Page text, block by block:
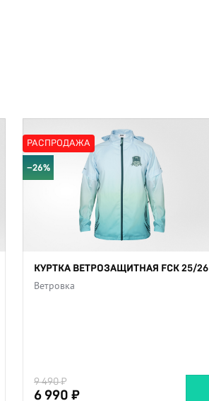
РАСПРОДАЖА
−26%
КУРТКА ВЕТРОЗАЩИТНАЯ FCK 25/26
Ветровка
9 490
6 990